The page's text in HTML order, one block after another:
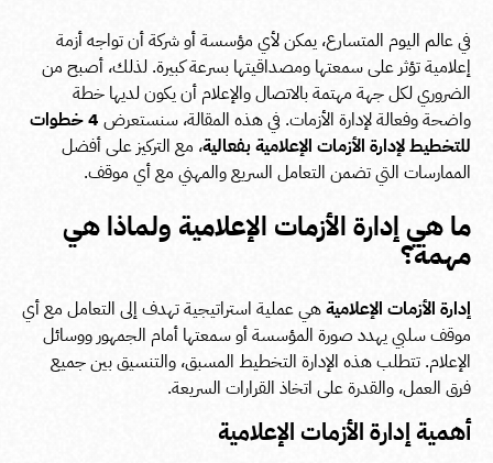
في عالم اليوم المتسارع، يمكن لأي مؤسسة أو شركة أن تواجه أزمة
إعلامية تؤثر على سمعتها ومصداقيتها بسرعة كبيرة. لذلك، أصبح من
الضروري لكل جهة مهتمة بالاتصال والإعلام أن يكون لديها خطة
واضحة وفعالة لإدارة الأزمات. في هذه المقالة، سنستعرض
4 خطوات
للتخطيط لإدارة الأزمات الإعلامية بفعالية، مع التركيز على أفضل
الممارسات التي تضمن التعامل السريع والمهني مع أي موقف.
ما هي إدارة الأزمات الإعلامية ولماذا هي
مهمة؟
إدارة الأزمات الإعلاميةهي عملية استراتيجية تهدف إلى التعامل مع أي
موقف سلبي يهدد صورة المؤسسة أو سمعتها أمام الجمهور ووسائل
الإعلام. تتطلب هذه الإدارة التخطيط المسبق، والتنسيق بين جميع
فرق العمل، والقدرة على اتخاذ القرارات السريعة.
أهمية إدارة الأزمات الإعلامية